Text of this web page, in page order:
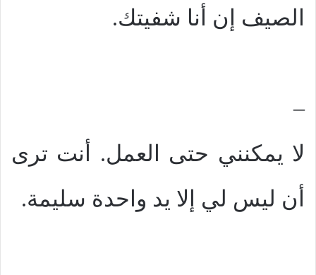
الصيف إن أنا شفيتك.
–
لا يمكنني حتى العمل. أنت ترى
أن ليس لي إلا يد واحدة سليمة.